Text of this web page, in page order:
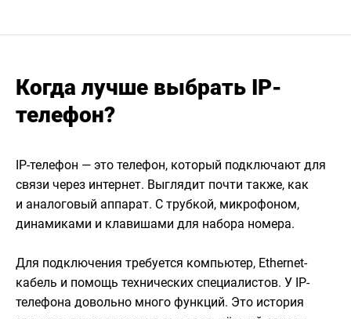
Когда лучше выбрать IP-
телефон?
IP-телефон — это телефон, который подключают для
связи через интернет. Выглядит почти также, как
и аналоговый аппарат. С трубкой, микрофоном,
динамиками и клавишами для набора номера.
Для подключения требуется компьютер, Ethernet-
кабель и помощь технических специалистов. У IP-
телефона довольно много функций. Это история